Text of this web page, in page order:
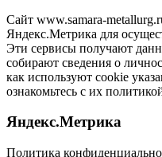
Сайт www.samara-
Яндекс.Метрика для
Эти сервисы получают
собирают сведения о
как используют cookie
ознакомьтесь с их
Яндекс.Метрика
Политика